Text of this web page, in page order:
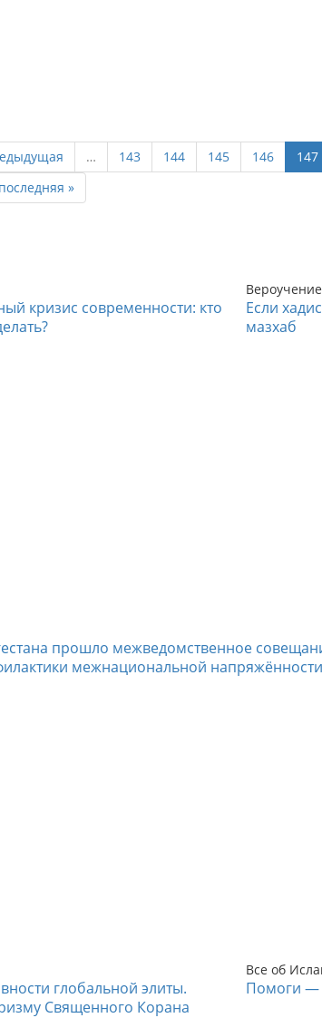
… 143 144 145 146 147
последняя »
кризис современности: кто
Вероучение
Если
мазхаб
прошло межведомственное
межнациональной напряжённости
глобальной элиты.
Священного Корана
Все об
Помоги —